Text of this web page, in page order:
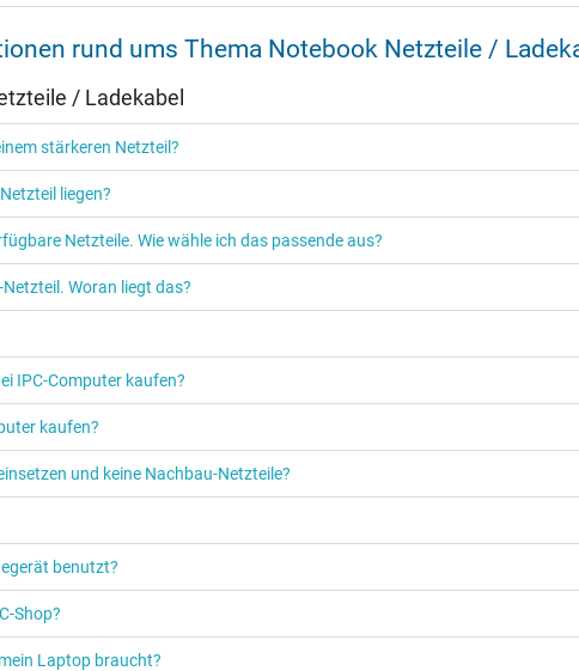
TÜV Argentina Certificado
TÜV Geprüfte Sicherheit
UL Listed
Ukraine Safety
Netzteil
Notebook / Laptop
rund ums Thema Notebook Netzteile /
/ Ladekabel
stärkeren Netzteil?
liegen?
Netzteile. Wie wähle ich das passende aus?
Woran liegt das?
IPC‑Computer kaufen?
kaufen?
und keine Nachbau-Netzteile?
benutzt?
Shop?
Laptop braucht?